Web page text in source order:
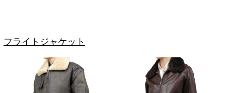
フライトジャケット